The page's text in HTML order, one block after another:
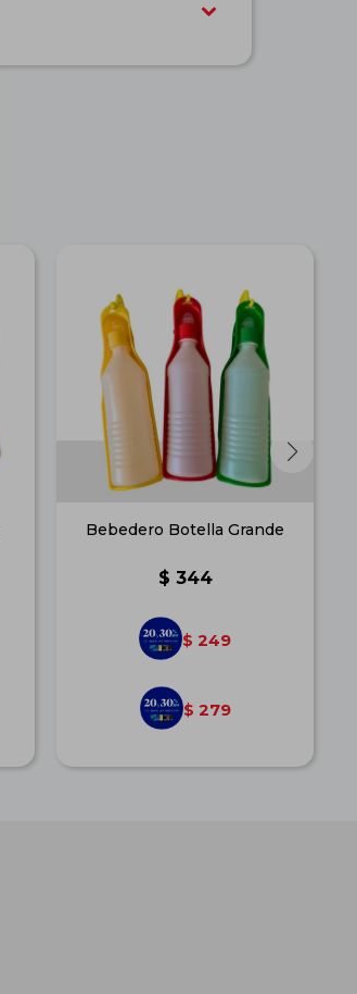
Bebedero Botella Grande
$ 344
$ 249
$ 279